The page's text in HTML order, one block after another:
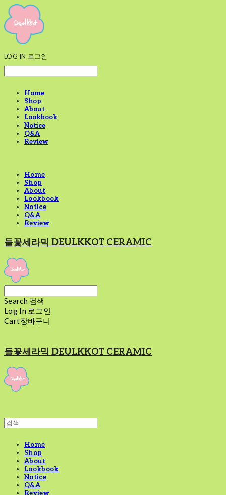
LOG IN 로그인
Home
Shop
About
Lookbook
Notice
Q&A
Review
Home
Shop
About
Lookbook
Notice
Q&A
Review
들꽃세라믹 DEULKKOT CERAMIC
Search 검색
Log In 로그인
Cart장바구니
들꽃세라믹 DEULKKOT CERAMIC
Home
Shop
About
Lookbook
Notice
Q&A